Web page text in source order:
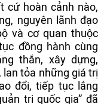
cứ hoàn cảnh nào,
nguyên lãnh đạo
và cơ quan thuộc
đồng hành cùng
thắn, xây dựng,
tỏa những giá trị
đổi, tiếp tục lắng
trị quốc gia” đã